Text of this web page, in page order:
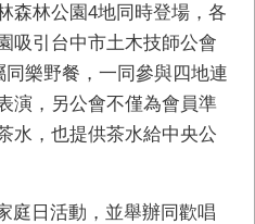
森林公園4地同時登場，各
吸引台中市土木技師公會
樂野餐，一同參與四地連
演，另公會不僅為會員準
水，也提供茶水給中央公
庭日活動，並舉辦同歡唱